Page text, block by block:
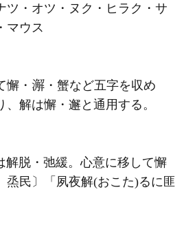
・オツ・ヌク・ヒラク・サ
マウス
懈・
・蟹など五字を収め
解は懈・邂と通用する。
解脱・弛緩。心意に移して懈
烝民〕「夙夜解(おこた)るに匪